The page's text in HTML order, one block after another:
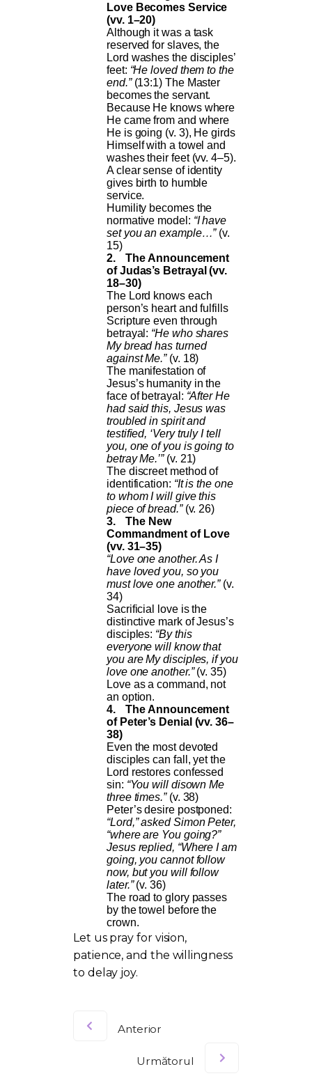
Love Becomes Service
(vv. 1–20)
Although it was a task
reserved for slaves, the
Lord washes the disciples’
feet: “He loved them to the
end.”(13:1) The Master
becomes the servant.
Because He knows where
He came from and where
He is going (v. 3), He girds
Himself with a towel and
washes their feet (vv. 4–5).
A clear sense of identity
gives birth to humble
service.
Humility becomes the
normative model: “I have
set you an example…”(v.
15)
2.
The Announcement
of Judas’s Betrayal (vv.
18–30)
The Lord knows each
person’s heart and fulfills
Scripture even through
betrayal: “He who shares
My bread has turned
against Me.”(v. 18)
The manifestation of
Jesus’s humanity in the
face of betrayal: “After He
had said this, Jesus was
troubled in spirit and
testified, ‘Very truly I tell
you, one of you is going to
betray Me.’”(v. 21)
The discreet method of
identification: “It is the one
to whom I will give this
piece of bread.”(v. 26)
3.
The New
Commandment of Love
(vv. 31–35)
“Love one another. As I
have loved you, so you
must love one another.”(v.
34)
Sacrificial love is the
distinctive mark of Jesus’s
disciples: “By this
everyone will know that
you are My disciples, if you
love one another.”(v. 35)
Love as a command, not
an option.
4.
The Announcement
of Peter’s Denial (vv. 36–
38)
Even the most devoted
disciples can fall, yet the
Lord restores confessed
sin: “You will disown Me
three times.”(v. 38)
Peter’s desire postponed:
“Lord,” asked Simon Peter,
“where are You going?”
Jesus replied, “Where I am
going, you cannot follow
now, but you will follow
later.”(v. 36)
The road to glory passes
by the towel before the
crown.
Let us pray for vision,
patience, and the willingness
to delay joy.
Anterior
Următorul